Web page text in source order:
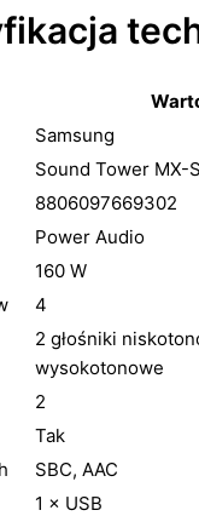
Samsung
Sound Tower MX-
8806097669302
Power Audio
160 W
4
2 głośniki
wysokotonowe
2
Tak
SBC, AAC
1 × USB